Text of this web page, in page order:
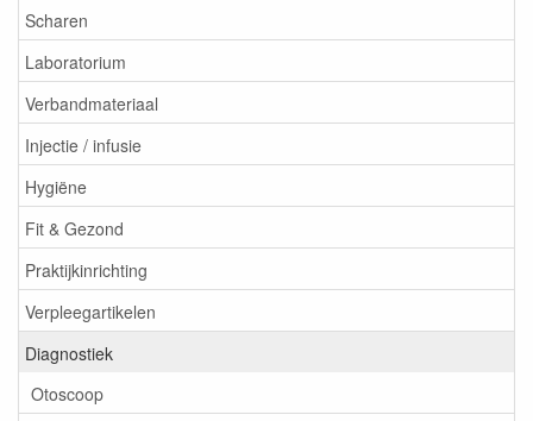
Scharen
Laboratorium
Verbandmateriaal
Injectie / infusie
Hygiëne
Fit & Gezond
Praktijkinrichting
Verpleegartikelen
Diagnostiek
Otoscoop